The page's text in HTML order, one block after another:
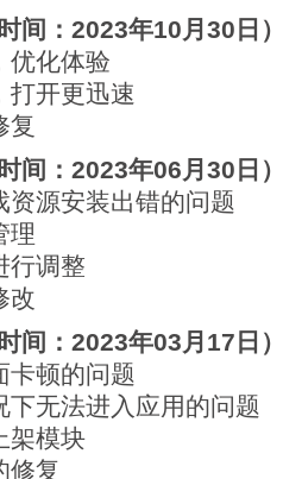
间：2023年10月30日
优化体验
打开更迅速
复
间：2023年06月30日
资源安装出错的问题
理
行调整
改
间：2023年03月17日
卡顿的问题
下无法进入应用的问题
架模块
修复